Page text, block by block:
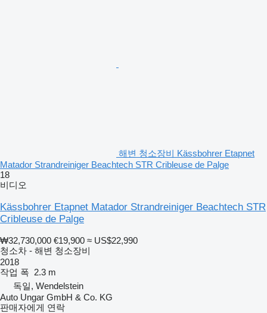
해변 청소장비 Kässbohrer Etapnet
Matador Strandreiniger Beachtech STR Cribleuse de Palge
18
비디오
Kässbohrer Etapnet Matador Strandreiniger Beachtech STR
Cribleuse de Palge
₩32,730,000 €19,900 ≈ US$22,990
청소차 - 해변 청소장비
2018
작업 폭 2.3 m
독일, Wendelstein
Auto Ungar GmbH & Co. KG
판매자에게 연락